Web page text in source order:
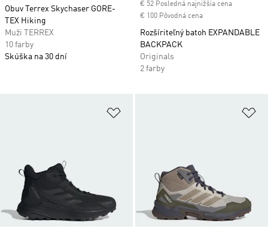
Obuv Terrex Skychaser GORE-
TEX Hiking
Muži TERREX
10 farby
Skúška na 30 dní
€ 52 Posledná najnižšia cena
€ 100 Pôvodná cena
Rozšíriteľný batoh EXPANDABLE
BACKPACK
Originals
2 farby
Pridať do zoznamu želaných